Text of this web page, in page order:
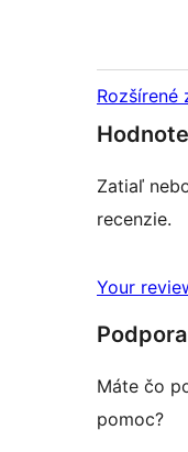
Rozšírené
Zatiaľ
recenzie.
Your
Podpora
Máte čo
pomoc?